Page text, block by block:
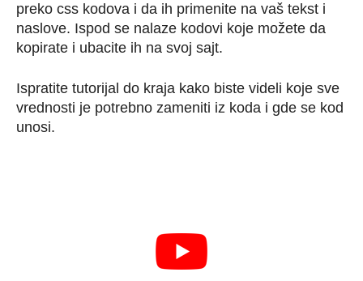
preko css kodova i da ih primenite na vaš tekst i
naslove. Ispod se nalaze kodovi koje možete da
kopirate i ubacite ih na svoj sajt.
Ispratite tutorijal do kraja kako biste videli koje sve
vrednosti je potrebno zameniti iz koda i gde se kod
unosi.